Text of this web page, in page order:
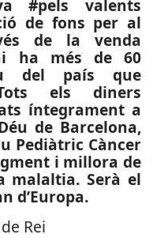
#pels valents
de fons per al
de la venda
ha més de 60
del país que
els diners
íntegrament a
de Barcelona,
Pediàtric Càncer
i millora de
malaltia. Serà el
d’Europa.
Rei